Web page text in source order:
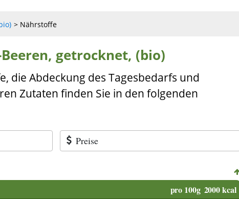
Nährstoffe
getrocknet, (bio)
die Abdeckung des Tagesbedarfs und
Zutaten finden Sie in den folgenden
Preise
pro 100g 2000 kcal